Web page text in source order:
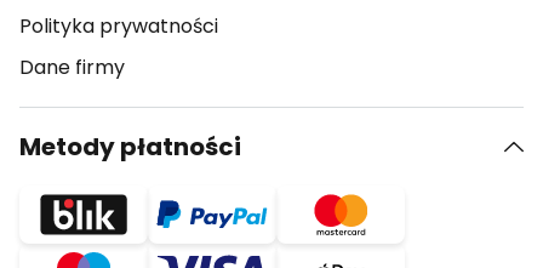
Polityka prywatności
Dane firmy
Metody płatności